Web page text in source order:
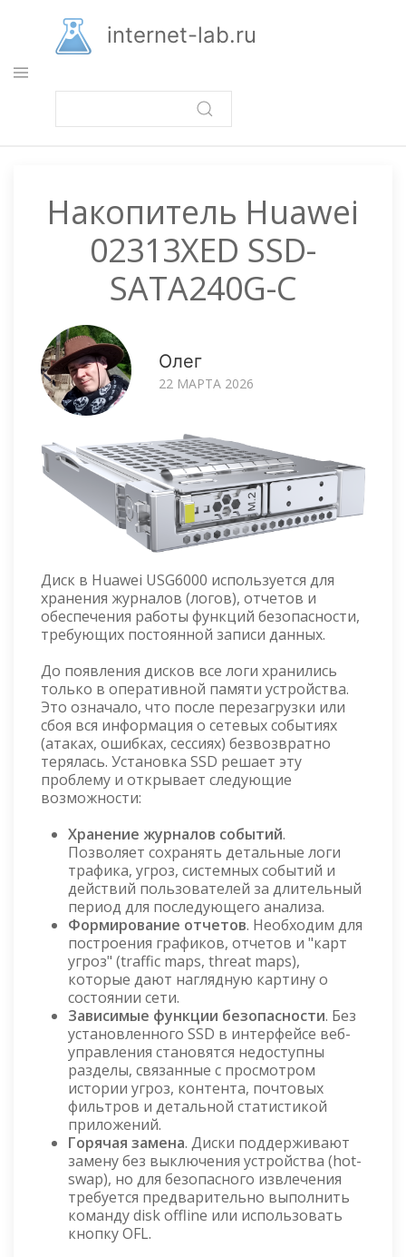
основному
содержанию
internet-lab.ru
Накопитель Huawei
02313XED SSD-
SATA240G-C
Олег
22 МАРТА 2026
Диск в Huawei USG6000 используется для
хранения журналов (логов), отчетов и
обеспечения работы функций безопасности,
требующих постоянной записи данных.
До появления дисков все логи хранились
только в оперативной памяти устройства.
Это означало, что после перезагрузки или
сбоя вся информация о сетевых событиях
(атаках, ошибках, сессиях) безвозвратно
терялась. Установка SSD решает эту
проблему и открывает следующие
возможности:
Хранение журналов событий.
Позволяет сохранять детальные логи
трафика, угроз, системных событий и
действий пользователей за длительный
период для последующего анализа.
Формирование отчетов. Необходим для
построения графиков, отчетов и "карт
угроз" (traffic maps, threat maps),
которые дают наглядную картину о
состоянии сети.
Зависимые функции безопасности. Без
установленного SSD в интерфейсе веб-
управления становятся недоступны
разделы, связанные с просмотром
истории угроз, контента, почтовых
фильтров и детальной статистикой
приложений.
Горячая замена. Диски поддерживают
замену без выключения устройства (hot-
swap), но для безопасного извлечения
требуется предварительно выполнить
команду disk offline или использовать
кнопку OFL.